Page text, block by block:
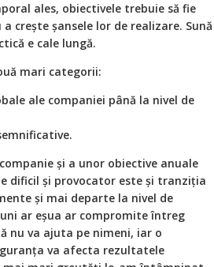
ales, obiectivele trebuie să fie
crește șansele lor de realizare. Sună
e cale lungă.
mari categorii:
ale companiei până la nivel de
și a unor obiective anuale
dificil și provocator este și tranziția
și mai departe la nivel de
ar eșua ar compromite întreg
nu va ajuta pe nimeni, iar o
va afecta rezultatele